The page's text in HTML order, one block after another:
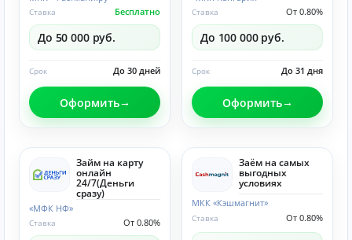
Бесплатно
Ставка
До 50 000 руб.
До 30 дней
Срок
Оформить
От 0.80%
Ставка
До 100 000 руб.
До 31 дня
Срок
Оформить
Займ на карту
онлайн
24/7(Деньги
сразу)
«МФК НФ»
От 0.80%
Ставка
Заём на самых
выгодных
условиях
МКК «Кэшмагнит»
От 0.80%
Ставка